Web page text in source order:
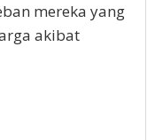
mereka yang
akibat